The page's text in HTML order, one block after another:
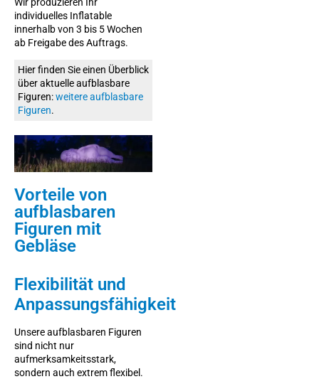
individuelles Inflatable
innerhalb von 3 bis 5 Wochen
ab Freigabe des Auftrags.
Hier finden Sie einen Überblick
über aktuelle aufblasbare
Figuren:weitere aufblasbare
Figuren.
Vorteile von
aufblasbaren
Figuren mit
Gebläse
Flexibilität und
Anpassungsfähigkeit
Unsere aufblasbaren Figuren
sind nicht nur
aufmerksamkeitsstark,
sondern auch extrem flexibel.